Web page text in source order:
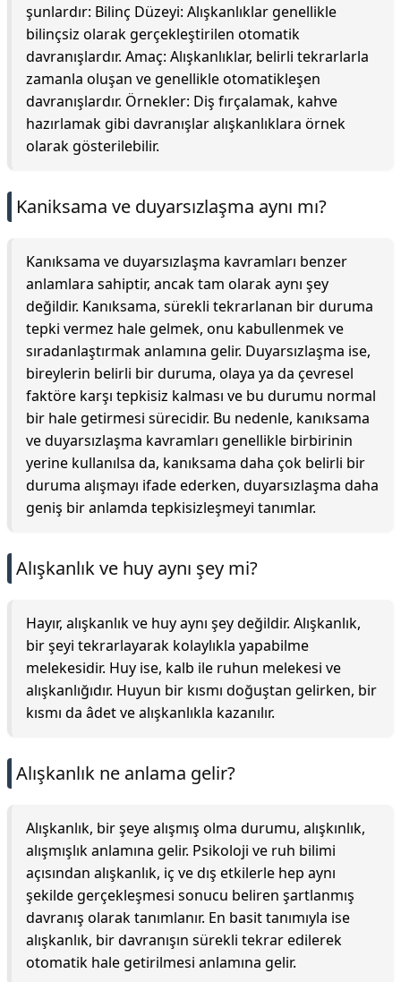
şunlardır: Bilinç Düzeyi: Alışkanlıklar genellikle
bilinçsiz olarak gerçekleştirilen otomatik
davranışlardır. Amaç: Alışkanlıklar, belirli tekrarlarla
zamanla oluşan ve genellikle otomatikleşen
davranışlardır. Örnekler: Diş fırçalamak, kahve
hazırlamak gibi davranışlar alışkanlıklara örnek
olarak gösterilebilir.
Kaniksama ve duyarsızlaşma aynı mı?
Kanıksama ve duyarsızlaşma kavramları benzer
anlamlara sahiptir, ancak tam olarak aynı şey
değildir. Kanıksama, sürekli tekrarlanan bir duruma
tepki vermez hale gelmek, onu kabullenmek ve
sıradanlaştırmak anlamına gelir. Duyarsızlaşma ise,
bireylerin belirli bir duruma, olaya ya da çevresel
faktöre karşı tepkisiz kalması ve bu durumu normal
bir hale getirmesi sürecidir. Bu nedenle, kanıksama
ve duyarsızlaşma kavramları genellikle birbirinin
yerine kullanılsa da, kanıksama daha çok belirli bir
duruma alışmayı ifade ederken, duyarsızlaşma daha
geniş bir anlamda tepkisizleşmeyi tanımlar.
Alışkanlık ve huy aynı şey mi?
Hayır, alışkanlık ve huy aynı şey değildir. Alışkanlık,
bir şeyi tekrarlayarak kolaylıkla yapabilme
melekesidir. Huy ise, kalb ile ruhun melekesi ve
alışkanlığıdır. Huyun bir kısmı doğuştan gelirken, bir
kısmı da âdet ve alışkanlıkla kazanılır.
Alışkanlık ne anlama gelir?
Alışkanlık, bir şeye alışmış olma durumu, alışkınlık,
alışmışlık anlamına gelir. Psikoloji ve ruh bilimi
açısından alışkanlık, iç ve dış etkilerle hep aynı
şekilde gerçekleşmesi sonucu beliren şartlanmış
davranış olarak tanımlanır. En basit tanımıyla ise
alışkanlık, bir davranışın sürekli tekrar edilerek
otomatik hale getirilmesi anlamına gelir.